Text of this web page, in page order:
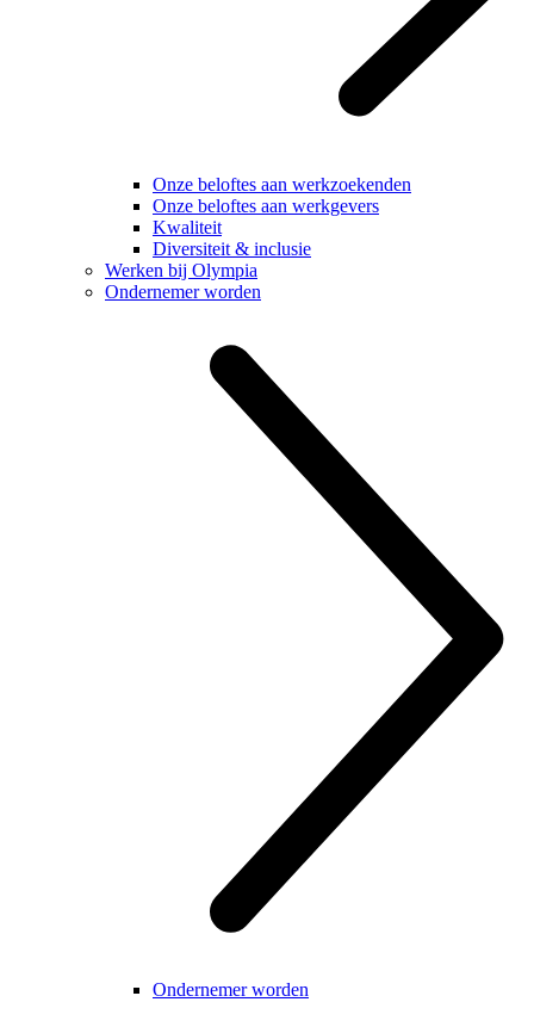
Onze beloftes aan werkzoekenden
Onze beloftes aan werkgevers
Kwaliteit
Diversiteit & inclusie
Werken bij Olympia
Ondernemer worden
Ondernemer worden